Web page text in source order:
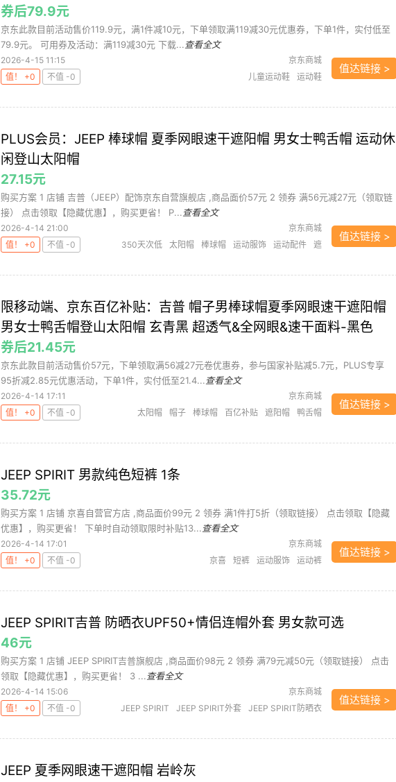
券后79.9元
京东此款目前活动售价119.9元，满1件减10元，下单领取满119减30元优惠券，下单1件，实付低至
79.9元。 可用券及活动：满119减30元 下载... 查看全文
2026-4-15 11:15
京东商城
值！ +0
不值 -0 儿童运动鞋 运动鞋
值达链接 >
PLUS会员：JEEP 棒球帽 夏季网眼速干遮阳帽 男女士鸭舌帽 运动休
闲登山太阳帽
27.15元
购买方案 1 店铺 吉普（JEEP）配饰京东自营旗舰店 ,商品面价57元 2 领券 满56元减27元（领取链
接） 点击领取【隐藏优惠】，购买更省！ P... 查看全文
2026-4-14 21:00
京东商城
值！ +0
不值 -0 350天次低 太阳帽 棒球帽 运动服饰 运动配件
遮
值达链接 >
限移动端、京东百亿补贴：吉普 帽子男棒球帽夏季网眼速干遮阳帽
男女士鸭舌帽登山太阳帽 玄青黑 超透气&全网眼&速干面料-黑色
券后21.45元
京东此款目前活动售价57元，下单领取满56减27元卷优惠券，参与国家补贴减5.7元，PLUS专享
95折减2.85元优惠活动，下单1件，实付低至21.4... 查看全文
2026-4-14 17:11
京东商城
值！ +0
不值 -0 太阳帽 帽子 棒球帽 百亿补贴 遮阳帽 鸭舌帽
值达链接 >
JEEP SPIRIT 男款纯色短裤 1条
35.72元
购买方案 1 店铺 京喜自营官方店 ,商品面价99元 2 领券 满1件打5折（领取链接） 点击领取【隐藏
优惠】，购买更省！ 下单时自动领取限时补贴13... 查看全文
2026-4-14 17:01
京东商城
值！ +0
不值 -0 京喜 短裤 运动服饰 运动裤
值达链接 >
JEEP SPIRIT吉普 防晒衣UPF50+情侣连帽外套 男女款可选
46元
购买方案 1 店铺 JEEP SPIRIT吉普旗舰店 ,商品面价98元 2 领券 满79元减50元（领取链接） 点击
领取【隐藏优惠】，购买更省！ 3 ... 查看全文
2026-4-14 15:06
京东商城
值！ +0
不值 -0 JEEP SPIRIT JEEP SPIRIT外套
JEEP SPIRIT防晒衣
值达链接 >
JEEP 夏季网眼速干遮阳帽 岩岭灰